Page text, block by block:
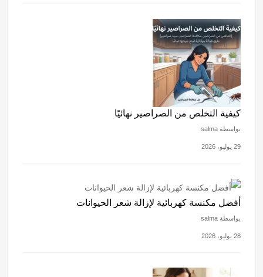
كيفية التخلص من الصراصير نهائيًا
بواسطة salma
29 يوليو، 2026
أفضل مكنسة كهربائية لإزالة شعر الحيوانات
بواسطة salma
28 يوليو، 2026